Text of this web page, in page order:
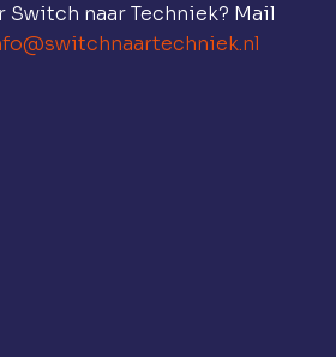
Switch naar Techniek? Mail